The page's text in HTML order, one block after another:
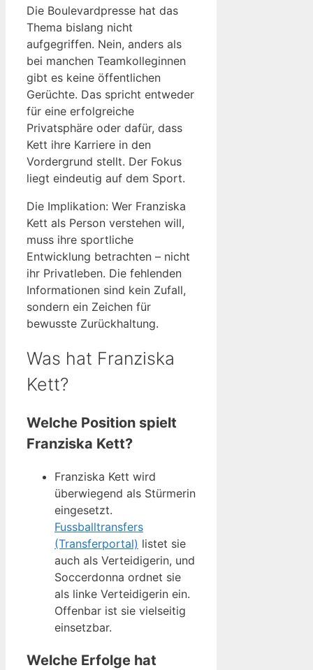
Die Boulevardpresse hat das
Thema bislang nicht
aufgegriffen. Nein, anders als
bei manchen Teamkolleginnen
gibt es keine öffentlichen
Gerüchte. Das spricht entweder
für eine erfolgreiche
Privatsphäre oder dafür, dass
Kett ihre Karriere in den
Vordergrund stellt. Der Fokus
liegt eindeutig auf dem Sport.
Die Implikation: Wer Franziska
Kett als Person verstehen will,
muss ihre sportliche
Entwicklung betrachten – nicht
ihr Privatleben. Die fehlenden
Informationen sind kein Zufall,
sondern ein Zeichen für
bewusste Zurückhaltung.
Was hat Franziska
Kett?
Welche Position spielt
Franziska Kett?
Franziska Kett wird
überwiegend als Stürmerin
eingesetzt.
Fussballtransfers
(Transferportal) listet sie
auch als Verteidigerin, und
Soccerdonna ordnet sie
als linke Verteidigerin ein.
Offenbar ist sie vielseitig
einsetzbar.
Welche Erfolge hat